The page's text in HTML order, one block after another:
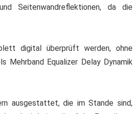
Seitenwandreflektionen, da die
digital überprüft werden, ohne
Mehrband Equalizer Delay Dynamik
ausgestattet, die im Stande sind,